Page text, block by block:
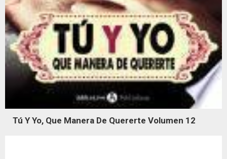
Tú Y Yo, Que Manera De Quererte Volumen 12